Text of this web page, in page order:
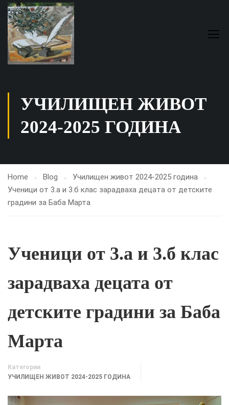
УЧИЛИЩЕН ЖИВОТ
2024-2025 ГОДИНА
Home Blog
Училищен живот 2024-2025 година
Ученици от 3.а и 3.б клас зарадваха децата от детските
градини за Баба Марта
Ученици от 3.а и 3.б клас
зарадваха децата от
детските градини за Баба
Марта
Категории
УЧИЛИЩЕН ЖИВОТ 2024-2025 ГОДИНА